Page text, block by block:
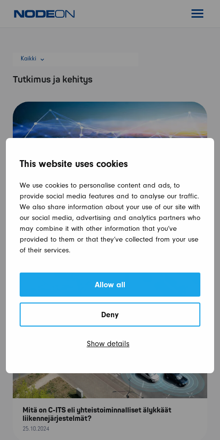
This website uses cookies
We use cookies to personalise content and ads, to
provide social media features and to analyse our traffic.
We also share information about your use of our site with
our social media, advertising and analytics partners who
may combine it with other information that you’ve
provided to them or that they’ve collected from your use
of their services.
Allow all
Deny
Show details
sisältöön
Nodeon
Kaikki
Tutkimus ja kehitys
Kuopio pilotoi kunnossapidon reaaliaikaista
tilannekuvaa
3.11.2025
Mitä on C-ITS eli yhteistoiminnalliset älykkäät
liikennejärjestelmät?
25.10.2024